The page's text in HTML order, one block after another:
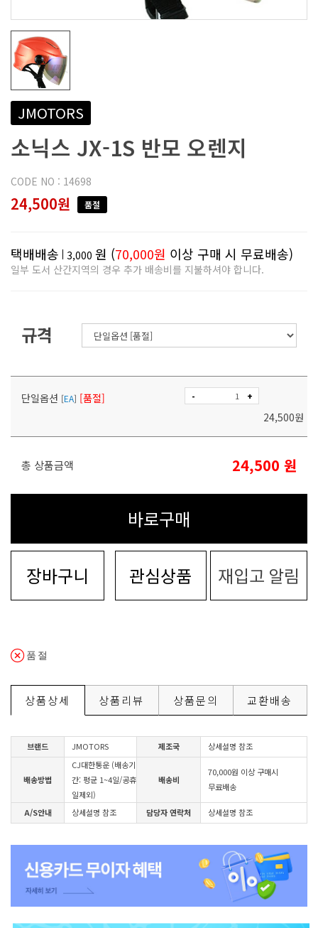
JMOTORS
소닉스 JX-1S 반모 오렌지
CODE NO : 14698
24,500원 품절
택배배송 3,000 원 (70,000원 이상 구매 시 무료배송)
일부 도서 산간지역의 경우 추가 배송비를 지불하셔야 합니다.
규격
단일옵션 [EA] [품절] - +
24,500원
총 상품금액 24,500 원
바로구매
장바구니 관심상품 재입고 알림
품절
상품상세 상품리뷰 상품문의 교환배송
브랜드 JMOTORS 제조국 상세설명 참조
배송방법
CJ대한통운 (배송기
간: 평균 1~4일/공휴
일제외)
배송비
70,000원 이상 구매시
무료배송
A/S안내 상세설명 참조 담당자 연락처 상세설명 참조